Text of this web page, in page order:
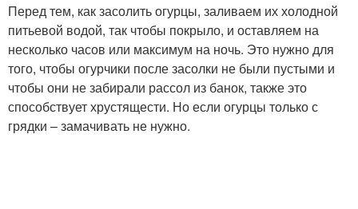
Перед тем, как засолить огурцы, заливаем их холодной
питьевой водой, так чтобы покрыло, и оставляем на
несколько часов или максимум на ночь. Это нужно для
того, чтобы огурчики после засолки не были пустыми и
чтобы они не забирали рассол из банок, также это
способствует хрустящести. Но если огурцы только с
грядки – замачивать не нужно.